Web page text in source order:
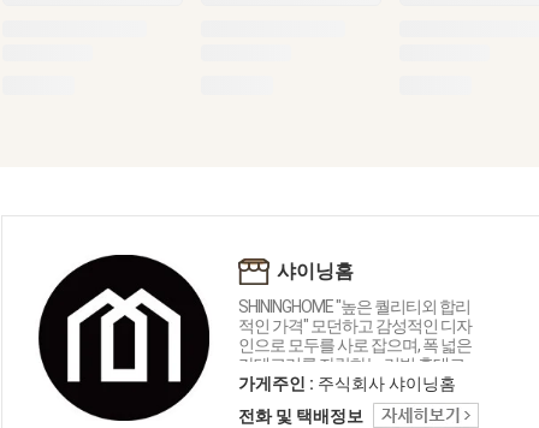
샤이닝홈
SHININGHOME "높은 퀄리티외 합리
적인 가격" 모던하고 감성적인 디자
인으로 모두를 사로 잡으며, 폭 넓은
카테고리를 자랑하는 리빙 홈데코
인테리어 샤이닝홈입니다.
가게주인 : 주식회사 샤이닝홈
전화 및 택배정보